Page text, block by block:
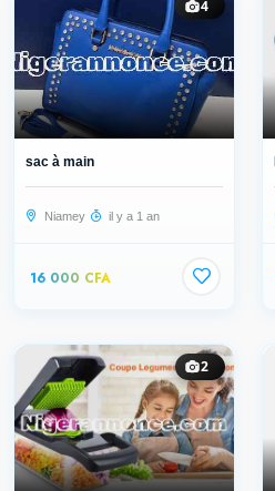
4
sac à main
Niamey il y a 1 an
16 000 CFA
2